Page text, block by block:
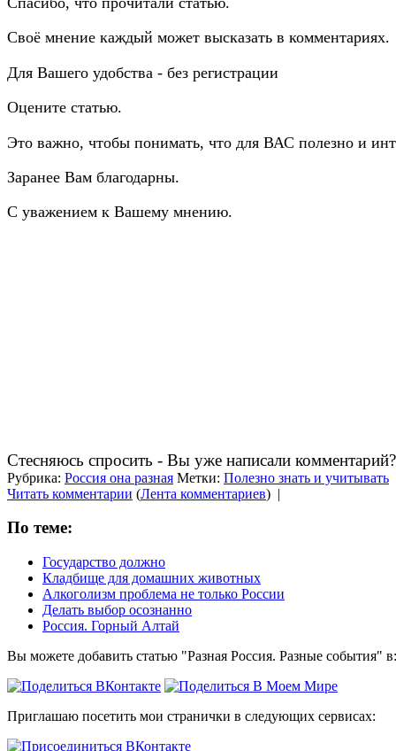
Своё мнение каждый может высказать в комментариях.
Для Вашего удобства - без регистрации
Оцените статью.
Это важно, чтобы понимать, что для ВАС полезно и
Заранее Вам благодарны.
С уважением к Вашему мнению.
Стесняюсь спросить - Вы уже написали комментарий?
Рубрика: Россия она разная Метки: Полезно знать и учитывать
Читать комментарии (Лента комментариев) |
По теме:
Государство должно
Кладбище для домашних животных
Алкоголизм проблема не только России
Делать выбор осознанно
Россия. Горный Алтай
Вы можете добавить статью "Разная Россия. Разные события" в:
Приглашаю посетить мои странички в следующих сервисах: